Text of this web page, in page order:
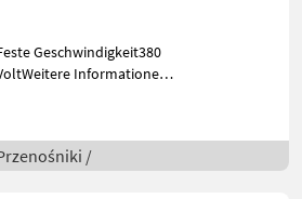
Geschwindigkeit380
Informationen
und schnell an auf
Duijndam Machines
/